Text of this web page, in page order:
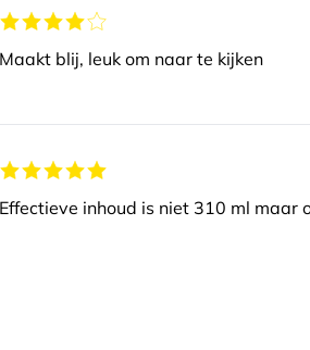
Maakt blij, leuk om naar te kijken
Effectieve inhoud is niet 310 ml